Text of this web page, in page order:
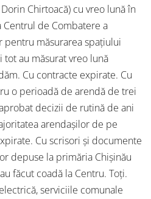
Chirtoacă) cu vreo lună în
de Combatere a
măsurarea spațiului
au măsurat vreo lună
Cu contracte expirate. Cu
o perioadă de arendă de trei
decizii de rutină de ani
arendașilor de pe
Cu scrisori și documente
depuse la primăria Chișinău
făcut coadă la Centru. Toți.
serviciile comunale